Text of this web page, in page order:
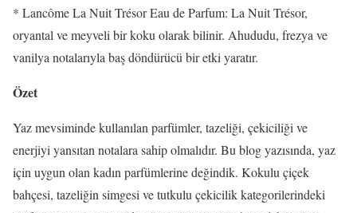
* Lancôme La Nuit Trésor Eau de Parfum: La Nuit Trésor,
oryantal ve meyveli bir koku olarak bilinir. Ahududu, frezya ve
vanilya notalarıyla baş döndürücü bir etki yaratır.
Özet
Yaz mevsiminde kullanılan parfümler, tazeliği, çekiciliği ve
enerjiyi yansıtan notalara sahip olmalıdır. Bu blog yazısında, yaz
için uygun olan kadın parfümlerine değindik. Kokulu çiçek
bahçesi, tazeliğin simgesi ve tutkulu çekicilik kategorilerindeki